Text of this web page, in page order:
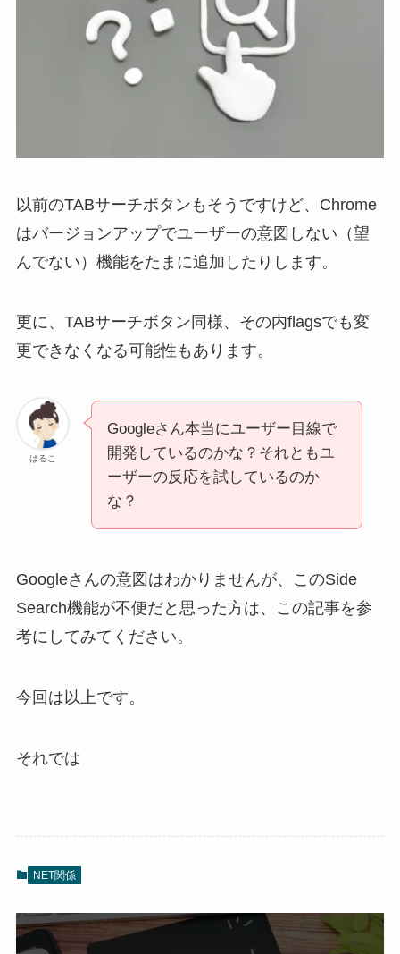
以前のTABサーチボタンもそうですけど、Chrome
はバージョンアップでユーザーの意図しない（望
んでない）機能をたまに追加したりします。
更に、TABサーチボタン同様、その内flagsでも変
更できなくなる可能性もあります。
はるこ
Googleさん本当にユーザー目線で
開発しているのかな？それともユ
ーザーの反応を試しているのか
な？
Googleさんの意図はわかりませんが、このSide
Search機能が不便だと思った方は、この記事を参
考にしてみてください。
今回は以上です。
それでは
NET関係